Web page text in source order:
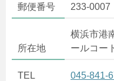
郵便番号 233-0007
所在地
横浜市港
ールコー
TEL 045-841-